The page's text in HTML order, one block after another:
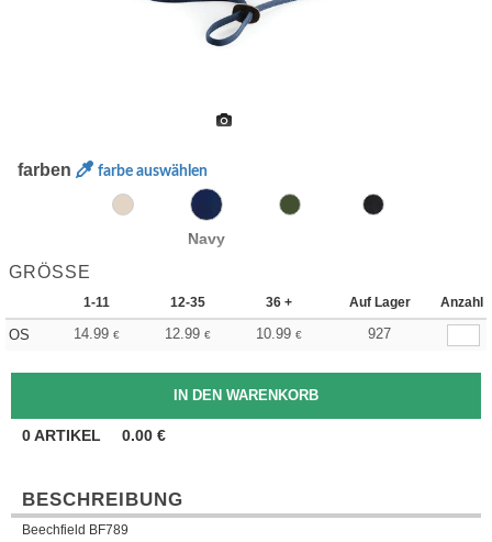
farben farbe auswählen
Navy
GRÖSSE
1-11 12-35 36 + Auf Lager Anzahl
OS 14.99 € 12.99 € 10.99 € 927
0ARTIKEL 0.00 €
BESCHREIBUNG
Beechfield BF789